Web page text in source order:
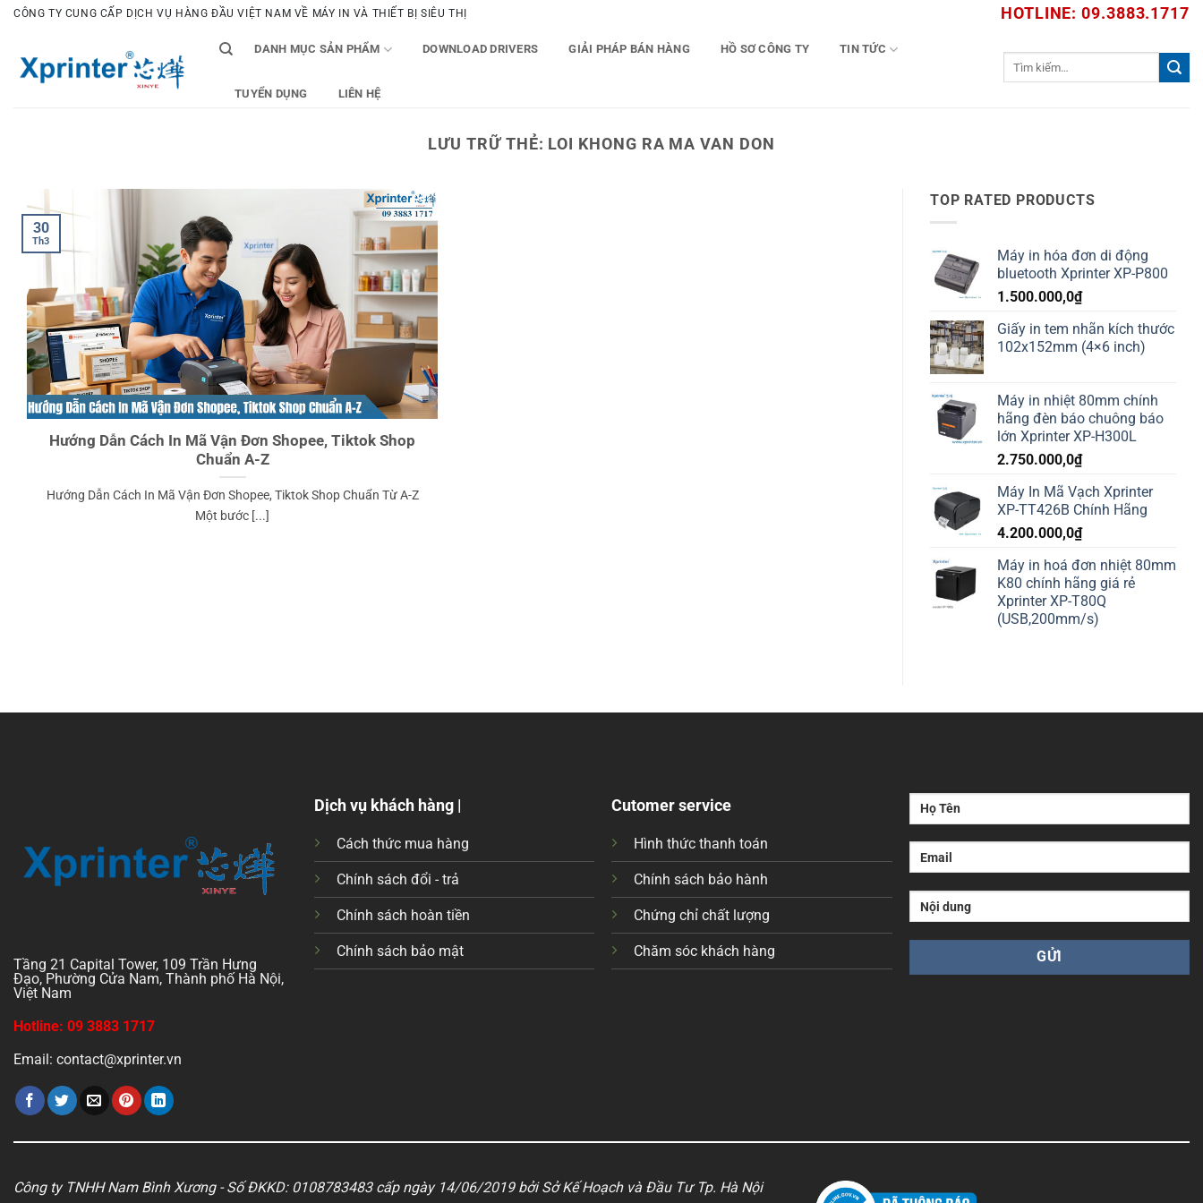
Bỏ
dung
CÔNG TY CUNG CẤP DỊCH VỤ HÀNG ĐẦU VIỆT NAM VỀ MÁY IN VÀ THIẾT BỊ SIÊU THỊ HOTLINE: 09.3883.1717
DANH MỤC SẢN PHẨM DOWNLOAD DRIVERS GIẢI PHÁP BÁN HÀNG HỒ SƠ CÔNG TY TIN TỨC
TUYỂN DỤNG LIÊN HỆ
LƯU TRỮ THẺ: LOI KHONG RA MA VAN DON
Hướng Dẫn Cách In Mã Vận Đơn Shopee, Tiktok Shop
Chuẩn A-Z
Hướng Dẫn Cách In Mã Vận Đơn Shopee, Tiktok Shop Chuẩn Từ A-Z
Một bước [...]
30
Th3
TOP RATED PRODUCTS
Máy in hóa đơn di động
bluetooth Xprinter XP-P800
1.500.000,0₫
Giấy in tem nhãn kích thước
102x152mm (4×6 inch)
Máy in nhiệt 80mm chính
hãng đèn báo chuông báo
lớn Xprinter XP-H300L
2.750.000,0₫
Máy In Mã Vạch Xprinter
XP-TT426B Chính Hãng
4.200.000,0₫
Máy in hoá đơn nhiệt 80mm
K80 chính hãng giá rẻ
Xprinter XP-T80Q
(USB,200mm/s)
Tầng 21 Capital Tower, 109 Trần Hưng
Đạo, Phường Cửa Nam, Thành phố Hà Nội,
Việt Nam
Hotline: 09 3883 1717
Email: contact@xprinter.vn
Dịch vụ khách hàng |
Cách thức mua hàng
Chính sách đổi - trả
Chính sách hoàn tiền
Chính sách bảo mật
Cutomer service
Hình thức thanh toán
Chính sách bảo hành
Chứng chỉ chất lượng
Chăm sóc khách hàng
Công ty TNHH Nam Bình Xương - Số ĐKKD: 0108783483 cấp ngày 14/06/2019 bởi Sở Kế Hoạch và Đầu Tư Tp. Hà Nội